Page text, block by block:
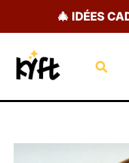
🎄 IDÉES